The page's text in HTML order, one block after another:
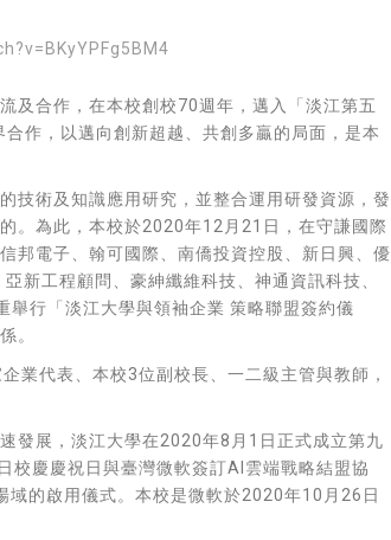
及合作，在本校創校70週年，邁入「淡江第五
作，以邁向創新超越、共創多贏的局面，是本
技術及知識應用研究，並整合運用研發資源，發
。為此，本校於2020年12月21日，在守謙國際
邦電子、翰可國際、南僑投資控股、新日興、優
新工程顧問、豪紳纖維科技、神通資訊科技、
行「淡江大學與領袖企業 策略聯盟簽約儀
。
業代表、本校3位副校長、一二級主管與教師，
發展，淡江大學在2020年8月1日正式成立第九
校慶慶祝日與臺灣微軟簽訂AI雲端戰略結盟協
域的啟用儀式。本校是微軟於2020年10月26日